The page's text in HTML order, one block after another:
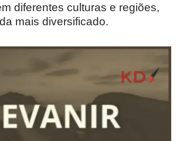
diferentes culturas e regiões,
mais diversificado.